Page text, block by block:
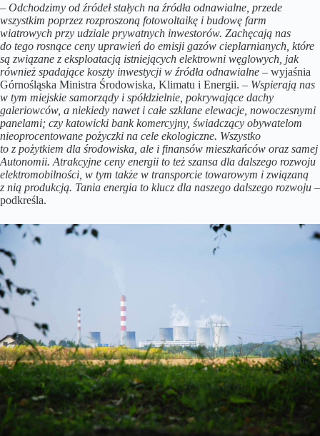
– Odchodzimy od źródeł stałych na źródła odnawialne, przede
wszystkim poprzez rozproszoną fotowoltaikę i budowę farm
wiatrowych przy udziale prywatnych inwestorów. Zachęcają nas
do tego rosnące ceny uprawień do emisji gazów cieplarnianych, które
są związane z eksploatacją istniejących elektrowni węglowych, jak
również spadające koszty inwestycji w źródła odnawialne – wyjaśnia
Górnośląska Ministra Środowiska, Klimatu i Energii. – Wspierają nas
w tym miejskie samorządy i spółdzielnie, pokrywające dachy
galeriowców, a niekiedy nawet i całe szklane elewacje, nowoczesnymi
panelami; czy katowicki bank komercyjny, świadczący obywatelom
nieoprocentowane pożyczki na cele ekologiczne. Wszystko
to z pożytkiem dla środowiska, ale i finansów mieszkańców oraz samej
Autonomii. Atrakcyjne ceny energii to też szansa dla dalszego rozwoju
elektromobilności, w tym także w transporcie towarowym i związaną
z nią produkcją. Tania energia to klucz dla naszego dalszego rozwoju –
podkreśla.